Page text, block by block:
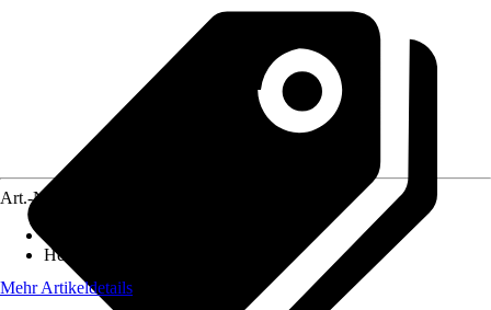
Art.-Nr.
Herkunftsland
Mehr Artikeldetails